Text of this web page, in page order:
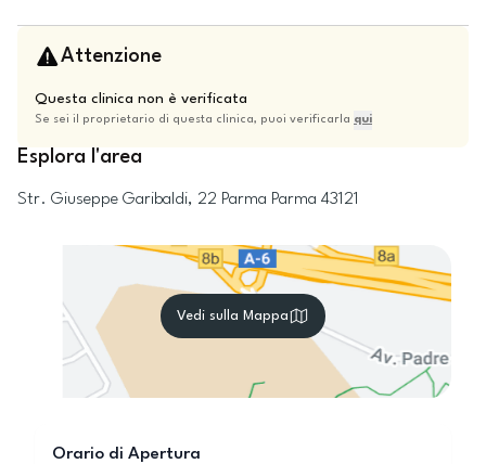
Attenzione
Questa clinica non è verificata
Se sei il proprietario di questa clinica, puoi verificarla qui
Esplora l'area
Str. Giuseppe Garibaldi, 22 Parma Parma 43121
Vedi sulla Mappa
Orario di Apertura